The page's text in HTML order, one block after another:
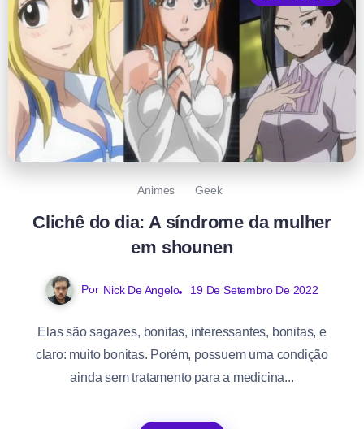
Animes Geek
Clichê do dia: A síndrome da mulher
em shounen
Por Nick De Angelo 19 De Setembro De 2022
Elas são sagazes, bonitas, interessantes, bonitas, e
claro: muito bonitas. Porém, possuem uma condição
ainda sem tratamento para a medicina...